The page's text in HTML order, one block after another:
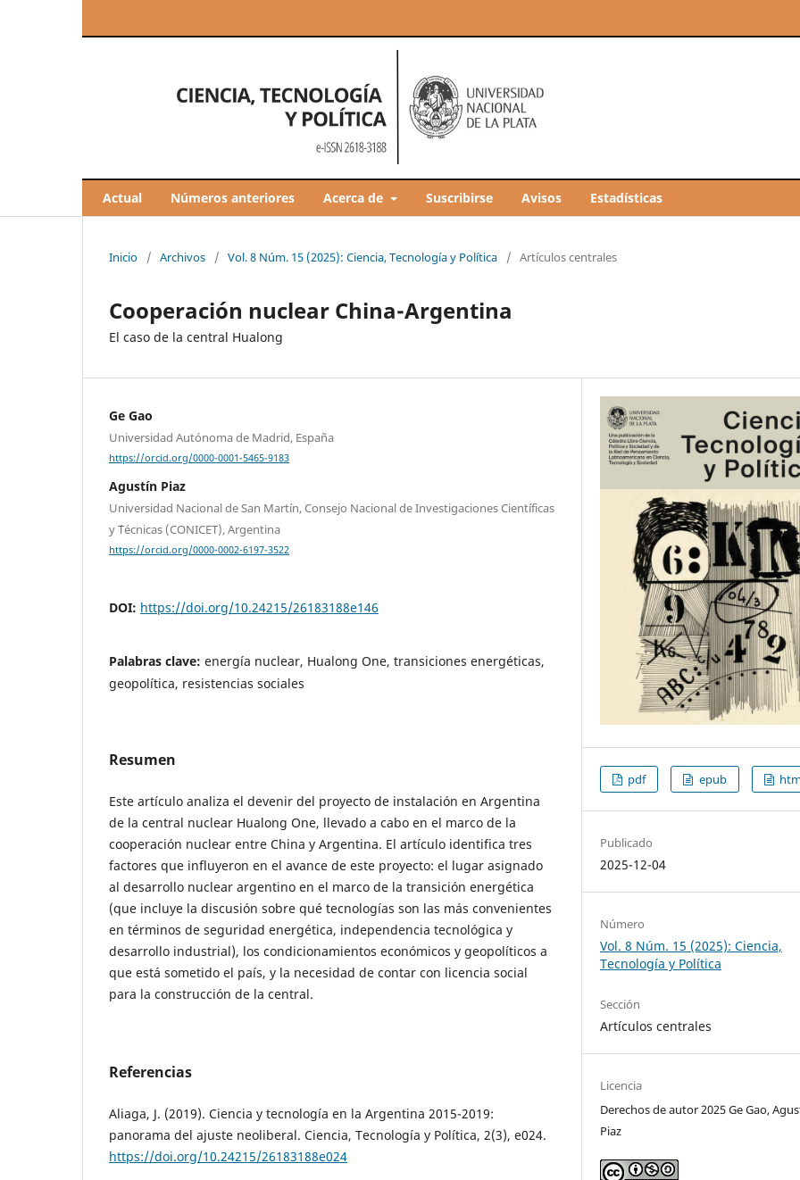
Actual Números anteriores Acerca de Suscribirse Avisos Estadísticas
Inicio / Archivos / Vol. 8 Núm. 15 (2025): Ciencia, Tecnología y Política / Artículos centrales
Cooperación nuclear China-Argentina
El caso de la central Hualong
Ge Gao
Universidad Autónoma de Madrid, España
https://orcid.org/0000-0001-5465-9183
Agustín Piaz
Universidad Nacional de San Martín, Consejo Nacional de Investigaciones Científicas
y ´Técnicas (CONICET), Argentina
https://orcid.org/0000-0002-6197-3522
DOI: https://doi.org/10.24215/26183188e146
Palabras clave: energía nuclear, Hualong One, transiciones energéticas,
geopolítica, resistencias sociales
Resumen
Este artículo analiza el devenir del proyecto de instalación en Argentina
de la central nuclear Hualong One, llevado a cabo en el marco de la
cooperación nuclear entre China y Argentina. El artículo identifica tres
factores que influyeron en el avance de este proyecto: el lugar asignado
al desarrollo nuclear argentino en el marco de la transición energética
(que incluye la discusión sobre qué tecnologías son las más convenientes
en términos de seguridad energética, independencia tecnológica y
desarrollo industrial), los condicionamientos económicos y geopolíticos a
que está sometido el país, y la necesidad de contar con licencia social
para la construcción de la central.
Referencias
Aliaga, J. (2019). Ciencia y tecnología en la Argentina 2015-2019:
panorama del ajuste neoliberal. Ciencia, Tecnología y Política, 2(3), e024.
https://doi.org/10.24215/26183188e024
pdf epub
Publicado
2025-12-04
Número
Vol. 8 Núm. 15 (2025): Ciencia,
Tecnología y Política
Sección
Artículos centrales
Licencia
Derechos de autor 2025 Ge Gao,
Piaz